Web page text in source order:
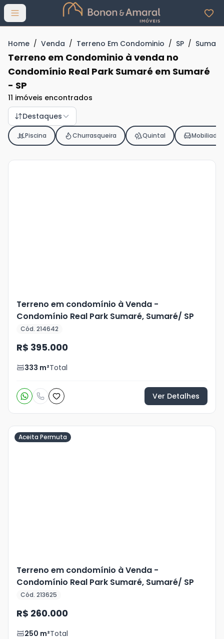
Abrir menu
Home / Venda / Terreno Em Condominio / SP / Sumaré
Terreno em Condominio à venda no
Condomínio Real Park Sumaré em Sumaré
- SP
11 imóveis encontrados
Destaques
Piscina Churrasqueira Quintal Mobiliado
Terreno em condomínio à Venda -
Condomínio Real Park Sumaré, Sumaré/ SP
Cód. 214642
R$ 395.000
333 m²Total
Ver Detalhes
Aceita Permuta
Terreno em condomínio à Venda -
Condomínio Real Park Sumaré, Sumaré/ SP
Cód. 213625
R$ 260.000
250 m²Total